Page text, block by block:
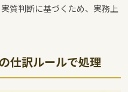
質判断に基づくため、実務上
仕訳ルールで処理